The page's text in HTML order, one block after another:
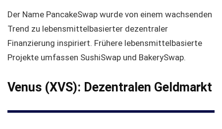
Der Name PancakeSwap wurde von einem wachsenden
Trend zu lebensmittelbasierter dezentraler
Finanzierung inspiriert. Frühere lebensmittelbasierte
Projekte umfassen SushiSwap und BakerySwap.
Venus (XVS): Dezentralen Geldmarkt